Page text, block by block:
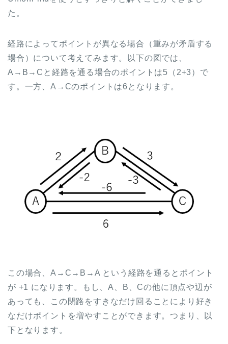
た。
経路によってポイントが異なる場合（重みが矛盾する
場合）について考えてみます。以下の図では、
A→B→Cと経路を通る場合のポイントは5（2+3）で
す。一方、A→Cのポイントは6となります。
この場合、A→C→B→A という経路を通るとポイント
が +1 になります。もし、A、B、Cの他に頂点や辺が
あっても、この閉路をすきなだけ回ることにより好き
なだけポイントを増やすことができます。つまり、以
下となります。